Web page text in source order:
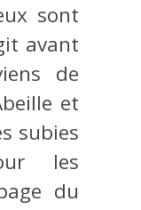
sont
avant
de
et
subies
les
du